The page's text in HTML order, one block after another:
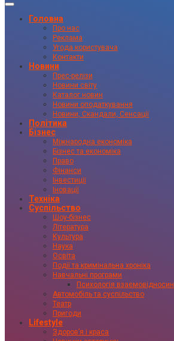
Головна
Про нас
Реклама
Угода користувача
Контакти
Новини
Прес-релізи
Новини світу
Каталог новин
Новини оподаткування
Новини, Скандали, Сенсації
Політика
Бізнес
Міжнародна економіка
Бізнес та економіка
Право
Фінанси
Інвестиції
Іновації
Техніка
Суспільство
Шоу-бізнес
Література
Культура
Наука
Освіта
Події та кримінальна хроніка
Навчальні програми
Психологія взаємовідносин
Автомобіль та суспільство
Театр
Пригоди
Lifestyle
Здоровʼя і краса